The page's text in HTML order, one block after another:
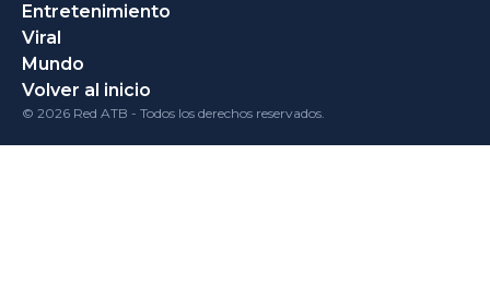
Entretenimiento
Viral
Mundo
Volver al inicio
© 2026 Red ATB - Todos los derechos reservados.